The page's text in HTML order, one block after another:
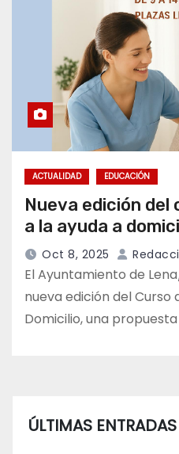
ACTUALIDAD EDUCACIÓN
Nueva edición del
a la ayuda a
Oct 8, 2025
El Ayuntamiento de
nueva edición del Curso
Domicilio, una
ÚLTIMAS ENTRADAS